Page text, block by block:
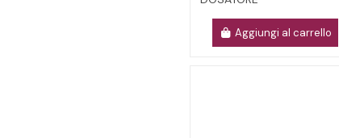
Aggiungi al carrello